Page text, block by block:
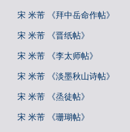
宋 米芾 《拜中岳命作帖》
宋 米芾 《晋纸帖》
宋 米芾 《李太师帖》
宋 米芾 《淡墨秋山诗帖》
宋 米芾 《烝徒帖》
宋 米芾 《珊瑚帖》